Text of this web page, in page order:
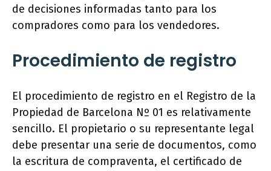
de decisiones informadas tanto para los
compradores como para los vendedores.
Procedimiento de registro
El procedimiento de registro en el Registro de la
Propiedad de Barcelona Nº 01 es relativamente
sencillo. El propietario o su representante legal
debe presentar una serie de documentos, como
la escritura de compraventa, el certificado de